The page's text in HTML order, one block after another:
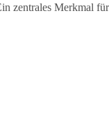
zentrales Merkmal